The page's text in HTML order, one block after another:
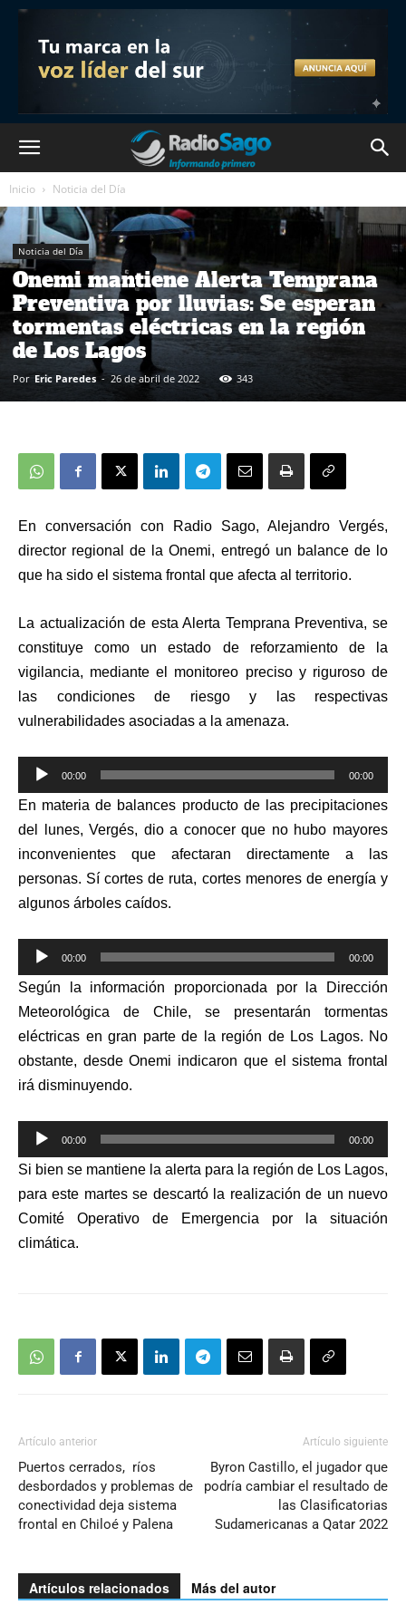
Inicio Noticia del Día
Noticia del Día
Onemi mantiene Alerta Temprana
Preventiva por lluvias: Se esperan
tormentas eléctricas en la región
de Los Lagos
Por Eric Paredes - 26 de abril de 2022 343
En conversación con Radio Sago, Alejandro Vergés,
director regional de la Onemi, entregó un balance de lo
que ha sido el sistema frontal que afecta al territorio.
La actualización de esta Alerta Temprana Preventiva, se
constituye como un estado de reforzamiento de la
vigilancia, mediante el monitoreo preciso y riguroso de
las condiciones de riesgo y las respectivas
vulnerabilidades asociadas a la amenaza.
Reproductor
de
audio
00:00 00:00
En materia de balances producto de las precipitaciones
del lunes, Vergés, dio a conocer que no hubo mayores
inconvenientes que afectaran directamente a las
personas. Sí cortes de ruta, cortes menores de energía y
algunos árboles caídos.
Reproductor
de
audio
00:00 00:00
Según la información proporcionada por la Dirección
Meteorológica de Chile, se presentarán tormentas
eléctricas en gran parte de la región de Los Lagos. No
obstante, desde Onemi indicaron que el sistema frontal
irá disminuyendo.
Reproductor
de
audio
00:00 00:00
Si bien se mantiene la alerta para la región de Los Lagos,
para este martes se descartó la realización de un nuevo
Comité Operativo de Emergencia por la situación
climática.
Artículo anterior
Puertos cerrados, ríos
desbordados y problemas de
conectividad deja sistema
frontal en Chiloé y Palena
Artículo siguiente
Byron Castillo, el jugador que
podría cambiar el resultado de
las Clasificatorias
Sudamericanas a Qatar 2022
Artículos relacionados Más del autor